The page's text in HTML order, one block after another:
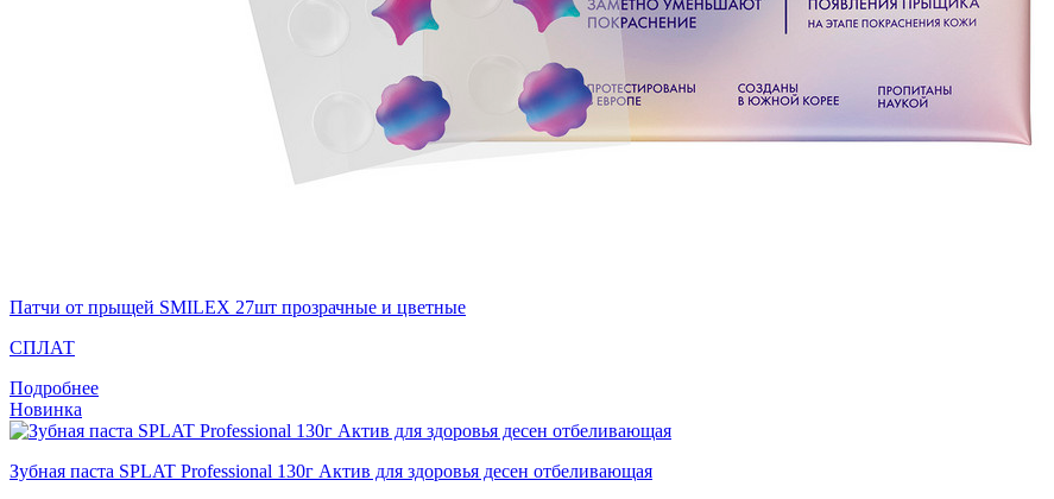
Патчи от прыщей SMILEX 27шт прозрачные и цветные
СПЛАТ
Подробнее
Новинка
Зубная паста SPLAT Professional 130г Актив для здоровья десен отбеливающая